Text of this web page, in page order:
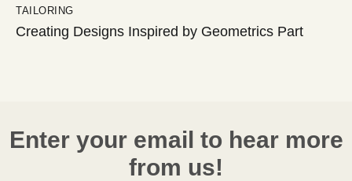
TAILORING
Creating Designs Inspired by Geometrics Part
Enter your email to hear more
from us!